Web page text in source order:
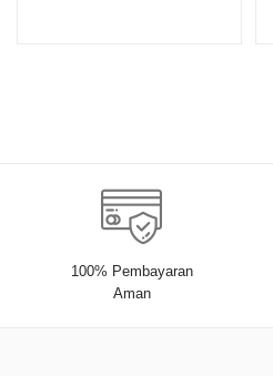
100% Pembayaran
Aman